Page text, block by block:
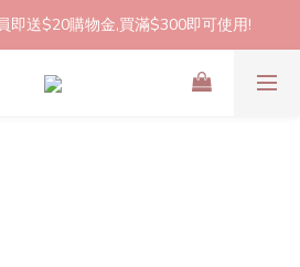
良好優惠期延長🎉!shop now!)
即送$20購物金,買滿$300即可使用!
良好優惠期延長🎉!shop now!)